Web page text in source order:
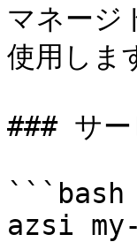
マネージ
使用しま
### サー
```bash
azsi